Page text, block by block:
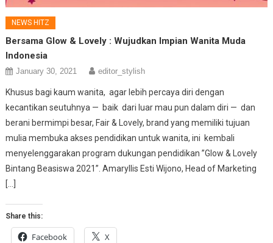
NEWS HITZ
Bersama Glow & Lovely : Wujudkan Impian Wanita Muda
Indonesia
January 30, 2021 editor_stylish
Khusus bagi kaum wanita, agar lebih percaya diri dengan
kecantikan seutuhnya — baik dari luar mau pun dalam diri — dan
berani bermimpi besar, Fair & Lovely, brand yang memiliki tujuan
mulia membuka akses pendidikan untuk wanita, ini kembali
menyelenggarakan program dukungan pendidikan ”Glow & Lovely
Bintang Beasiswa 2021”. Amaryllis Esti Wijono, Head of Marketing
[…]
Share this:
Facebook X